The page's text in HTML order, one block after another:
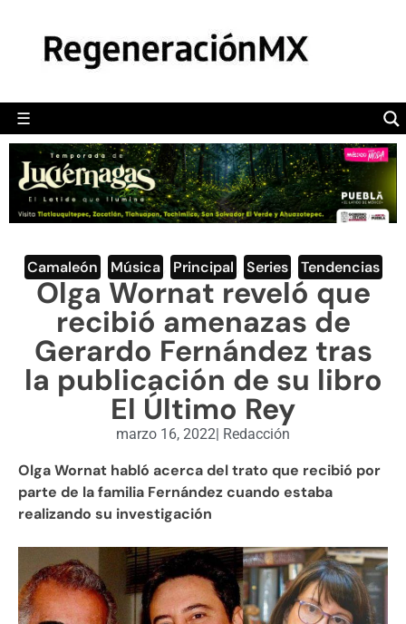
☰
POLÍTICA
CAMALEÓN
OPINIÓN
DEPORTES
ENGLISH SECTION
VIDEOS
Camaleón Música Principal Series Tendencias
Olga Wornat reveló que
recibió amenazas de
Gerardo Fernández tras
la publicación de su libro
El Último Rey
marzo 16, 2022| Redacción
Olga Wornat habló acerca del trato que recibió por
parte de la familia Fernández cuando estaba
realizando su investigación